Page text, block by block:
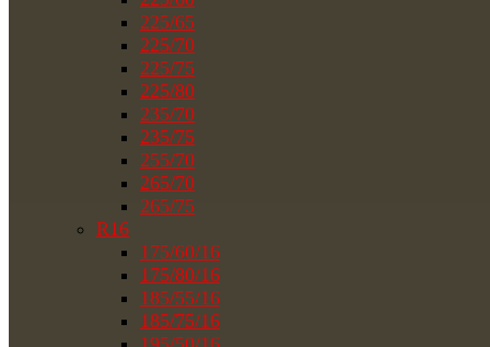
225/65
225/70
225/75
225/80
235/70
235/75
255/70
265/70
265/75
R16
175/60/16
175/80/16
185/55/16
185/75/16